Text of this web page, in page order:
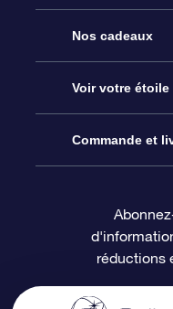
Service
À propos de l’OSR
Nous contacter
Questions
Revues
Nos cadeaux
Cadeau d’étoile
Coffret cadeau
Carte cadeau
Cadeaux
Voir votre étoile
Registre des
Page d’accueil
Commande et
Informations de
Informations
réductions